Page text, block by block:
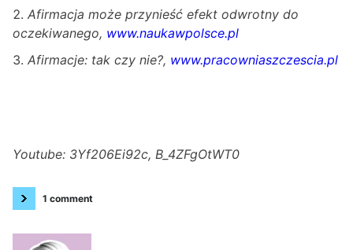
Afirmacja może przynieść efekt odwrotny do
oczekiwanego, www.naukawpolsce.pl
Afirmacje: tak czy nie?, www.pracowniaszczescia.pl
Youtube: 3Yf206Ei92c, B_4ZFgOtWT0
1 comment